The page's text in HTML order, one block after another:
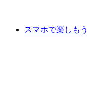
スマホで楽しもう